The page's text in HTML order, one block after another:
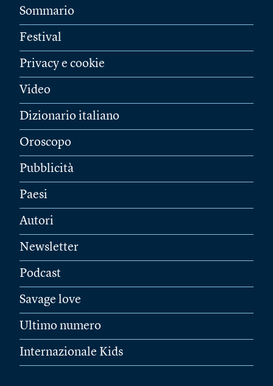
Sommario
Festival
Privacy e cookie
Video
Dizionario italiano
Oroscopo
Pubblicità
Paesi
Autori
Newsletter
Podcast
Savage love
Ultimo numero
Internazionale Kids